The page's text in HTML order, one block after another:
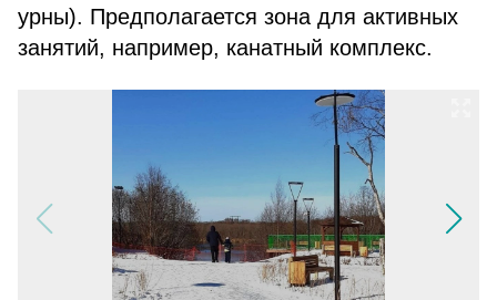
урны). Предполагается зона для активных
занятий, например, канатный комплекс.